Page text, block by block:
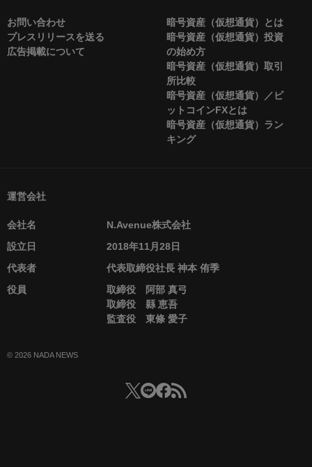
お問い合わせ
プレスリリースを送る
広告掲載について
暗号資産（仮想通貨）とは
暗号資産（仮想通貨）投資
の始め方
暗号資産（仮想通貨）取引
所比較
暗号資産（仮想通貨）／ビ
ットコインFXとは
暗号資産（仮想通貨）ラン
キング
運営会社
会社名
N.Avenue株式会社
設立日
2018年11月28日
代表者
代表取締役社長 神本 侑季
役員
取締役 阿部 真弓
取締役 縣 恵吾
監査役 東條 愛子
© 2026 NADA NEWS